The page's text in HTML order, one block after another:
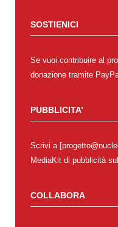
SOSTIENICI
Se vuoi contribuire al
donazione tramite
PUBBLICITA’
Scrivi a
MediaKit di pubblicità
COLLABORA